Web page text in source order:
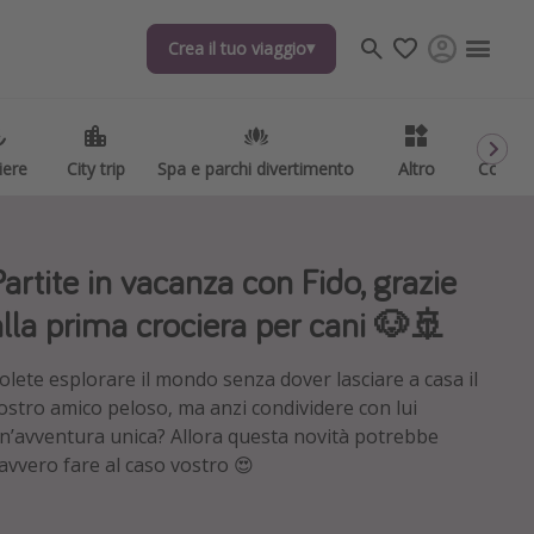
Crea il tuo viaggio
City trip Spa e parchi divertimento Altro Codici
Crea il tuo viaggio
City trip Spa e parchi divertimento Altro Codici
in vacanza con Fido, grazie
prima crociera per cani 🐶🚢
esplorare il mondo senza dover lasciare a casa il
amico peloso, ma anzi condividere con lui
unica? Allora questa novità potrebbe
fare al caso vostro 😍